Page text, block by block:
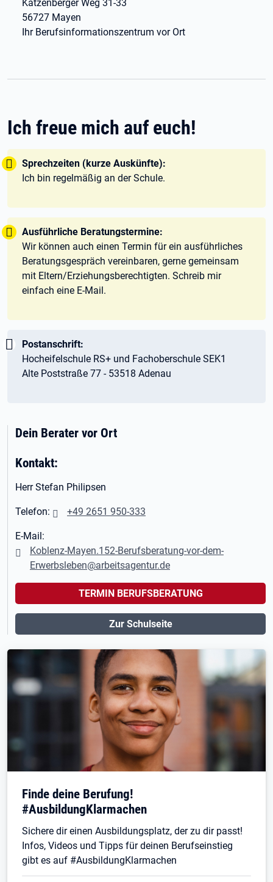
Katzenberger Weg 31-33
56727 Mayen
Ihr Berufsinformationszentrum vor Ort
Ich freue mich auf euch!
Tipp:
Sprechzeiten (kurze Auskünfte):
Ich bin regelmäßig an der Schule.
Tipp:
Ausführliche Beratungstermine:
Wir können auch einen Termin für ein ausführliches
Beratungsgespräch vereinbaren, gerne gemeinsam
mit Eltern/Erziehungsberechtigten. Schreib mir
einfach eine E-Mail.
Wichtig:
Postanschrift:
Hocheifelschule RS+ und Fachoberschule SEK1
Alte Poststraße 77 - 53518 Adenau
Dein Berater vor Ort
Kontakt:
Herr Stefan Philipsen
Telefon: +49 2651 950-333
E-Mail:
Koblenz-Mayen.152-Berufsberatung-vor-dem-
Erwerbsleben@arbeitsagentur.de
TERMIN BERUFSBERATUNG
Zur Schulseite
Finde deine Berufung!
#AusbildungKlarmachen
Sichere dir einen Ausbildungsplatz, der zu dir passt!
Infos, Videos und Tipps für deinen Berufseinstieg
gibt es auf #AusbildungKlarmachen